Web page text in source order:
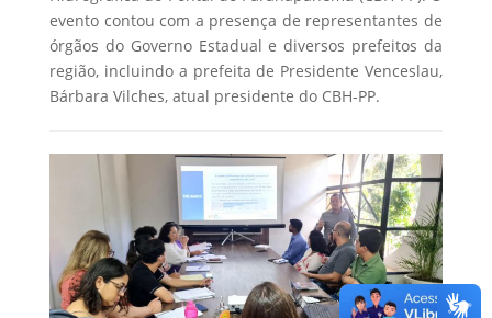
evento contou com a presença de representantes de
órgãos do Governo Estadual e diversos prefeitos da
região, incluindo a prefeita de Presidente Venceslau,
Bárbara Vilches, atual presidente do CBH-PP.